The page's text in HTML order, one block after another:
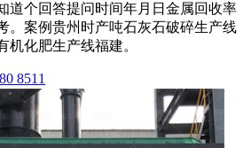
道个回答提问时间年月日金属回收率
。案例贵州时产吨石灰石破碎生产线
机化肥生产线福建。
8511